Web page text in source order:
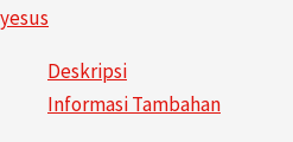
yesus
Deskripsi
Informasi Tambahan